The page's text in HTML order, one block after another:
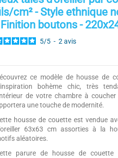
cm² - Style ethnique
boutons -
5/5 - 2 avis
ce modèle de housse de
bohème chic, très
de votre chambre à
une touche de modernité.
housse de couette est vendue
63x63 cm assorties à la
aléatoires.
parure de housse de